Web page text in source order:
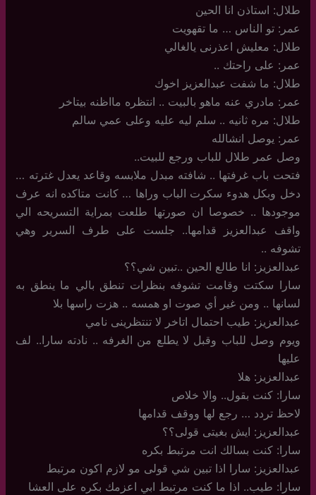
طلال: استاذن انا الحين
عمر: تو الناس … ما تقهويت
طلال: معليش اعذرنى يالغالي
عمر: على راحتك ..
طلال: ما شفت عبدالعزيز اخوك
عمر: مادري عنه ماهو بالبيت .. انتظره مااظنه بيتاخر
طلال: مره ثانيه .. سلم ليه عليه وعلى عمي سالم
عمر: يوصل انشالله
وصل عمر طلال للباب ورجع للبيت..
فتحت باب غرفتها .. شافته مبدل ملابسه وقاعد يعدل غترته …
دخل وبكل هدوء سكرت الباب وراها … كانت متاكده انه عرف
موجودها .. خصوصا ان صورتها طلعت بمراية التسريحه الي
واقف عبدالعزيز قدامها.. جلست على طرف السرير وهي
تشوفه ..
عبدالعزيز: انا طالع الحين ..تبين شي؟؟
سارا سكتت وقامت تشوفه بنظرات تنطق بالي ما ينطق به
لسانها .. ومن غير أي صوت او همسه .. هزت راسها بلا
عبدالعزيز: طيب احتمال اتاخر لا تنتظرينى نامي
ويوم وصل للباب وقبل لا يطلع من الغرفه .. نادته سارا.. لف
عليها
عبدالعزيز: هلا
سارا: كنت بقول.. والا خلاص
لاحظ تردد … رجع لها ووقف قدامها
عبدالعزيز: ايش بغيتى قولى؟؟
سارا: كنت بسالك انت مرتبط بكره
عبدالعزيز: سارا اذا تبين شي قولى مو لازم اكون مرتبط
سارا: طيب.. اذا ما كنت مرتبط ابي اعزمك بكره على العشا